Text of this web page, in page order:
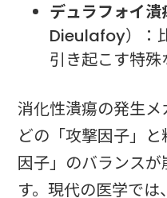
デュラフォイ潰
Dieulafoy）：
引き起こす特殊
消化性潰瘍の発生
どの「攻撃因子」
因子」のバランス
す。現代の医学で